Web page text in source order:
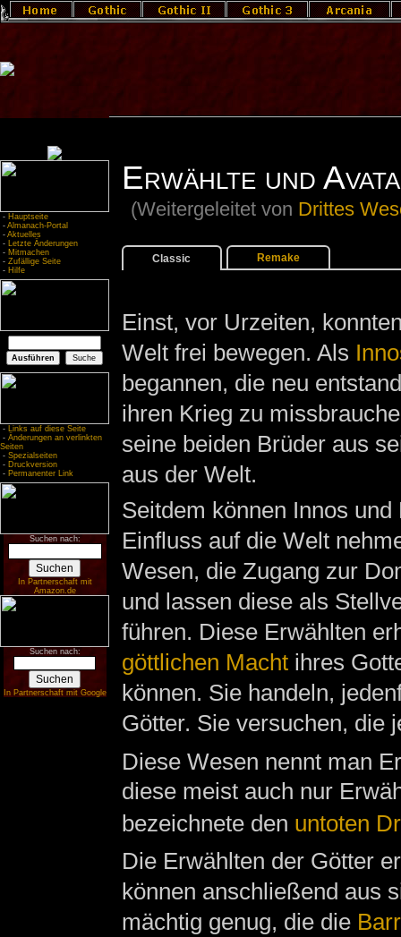
- Hauptseite
- Almanach-Portal
- Aktuelles
- Letzte Änderungen
- Mitmachen
- Zufällige Seite
- Hilfe
- Links auf diese Seite
- Änderungen an verlinkten
Seiten
- Spezialseiten
- Druckversion
- Permanenter Link
Suchen nach:
In Partnerschaft mit
Amazon.de
Suchen nach:
In Partnerschaft mit Google
Erwählte und
(Weitergeleitet von Drittes
Classic Remake
Einst, vor Urzeiten,
Welt frei bewegen. Als
begannen, die neu
ihren Krieg zu
seine beiden Brüder aus
aus der Welt.
Seitdem können Innos
Einfluss auf die Welt
Wesen, die Zugang zur
und lassen diese als
führen. Diese Erwählten
göttlichen Machtihres
können. Sie handeln,
Götter. Sie versuchen, die
Diese Wesen nennt man
diese meist auch nur
bezeichnete den untoten
Die Erwählten der Götter
können anschließend aus
mächtig genug, die die